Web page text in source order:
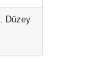
Düzey